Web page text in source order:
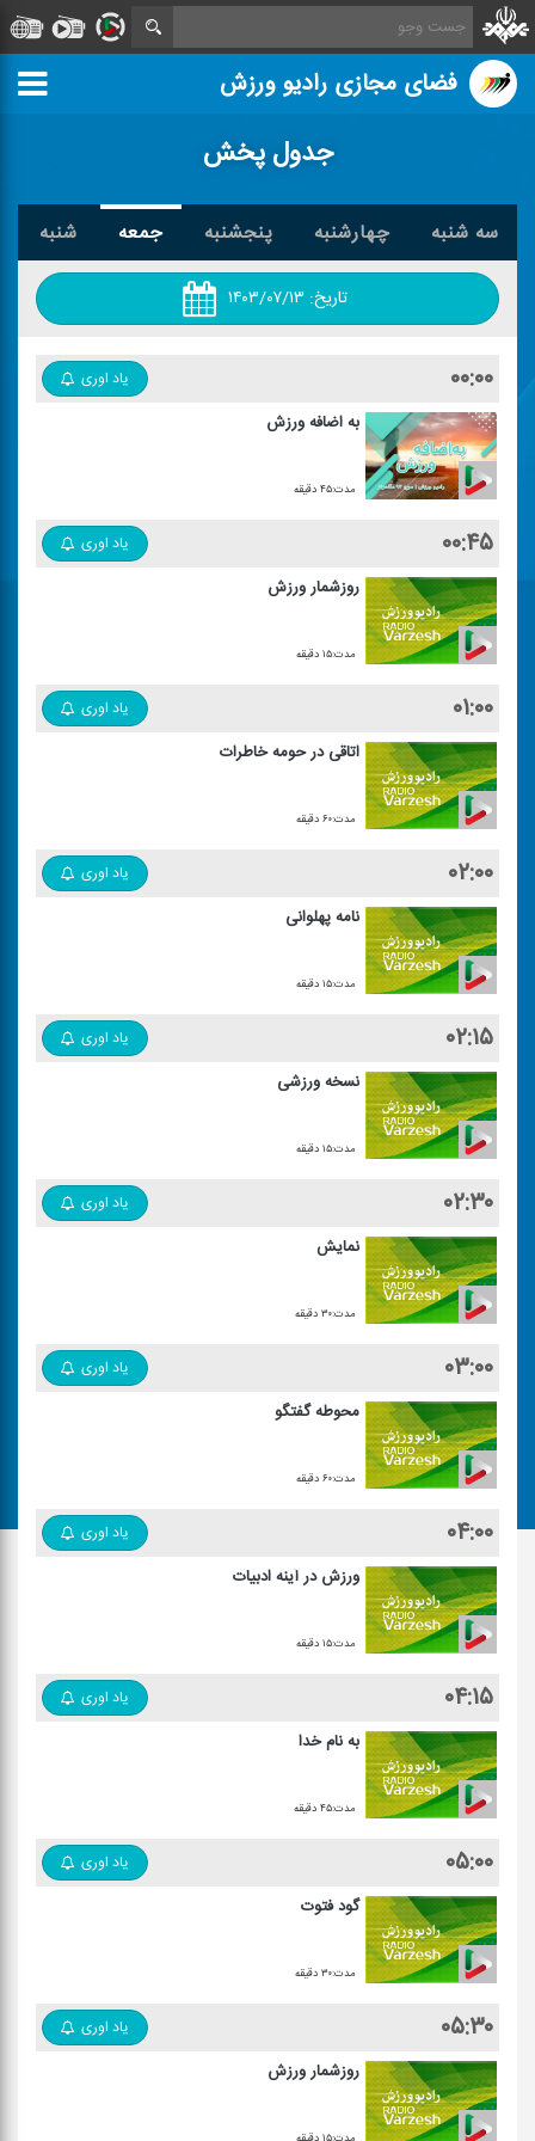
فضای مجازی رادیو ورزش
جدول پخش
سه شنبه چهارشنبه پنجشنبه جمعه شنبه
تاریخ: ۱۴۰۳/۰۷/۱۳
۰۰:۰۰ یاد اوری
به اضافه ورزش
مدت:۴۵ دقیقه
۰۰:۴۵ یاد اوری
روزشمار ورزش
مدت:۱۵ دقیقه
۰۱:۰۰ یاد اوری
اتاقی در حومه خاطرات
مدت:۶۰ دقیقه
۰۲:۰۰ یاد اوری
نامه پهلوانی
مدت:۱۵ دقیقه
۰۲:۱۵ یاد اوری
نسخه ورزشی
مدت:۱۵ دقیقه
۰۲:۳۰ یاد اوری
نمایش
مدت:۳۰ دقیقه
۰۳:۰۰ یاد اوری
محوطه گفتگو
مدت:۶۰ دقیقه
۰۴:۰۰ یاد اوری
ورزش در آینه ادبیات
مدت:۱۵ دقیقه
۰۴:۱۵ یاد اوری
به نام خدا
مدت:۴۵ دقیقه
۰۵:۰۰ یاد اوری
گود فتوت
مدت:۳۰ دقیقه
۰۵:۳۰ یاد اوری
روزشمار ورزش